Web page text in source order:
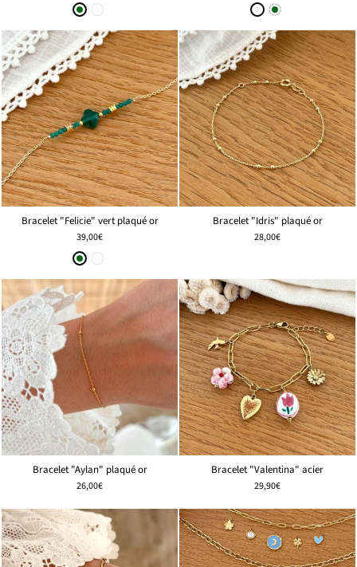
Bracelet "Felicie" vert plaqué or
39,00€
Bracelet "Idris" plaqué or
28,00€
Bracelet "Aylan" plaqué or
26,00€
Bracelet "Valentina" acier
29,90€